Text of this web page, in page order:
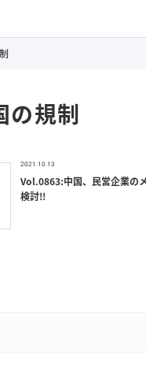
の規制
2021.10.13
Vol.0863:中国、民営企業の
検討!!